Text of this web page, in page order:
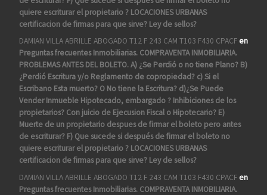
quiere escriturar el propietario ? LOCACIONES URBANAS
certificacion de firmas para que sirve? Ley de sellos?
DAMIAN VILLA ABRILLE ABOGADO T12 F 243 CAM T103 F430 CPACFen
Preguntas frecuentes Inmobiliarias. COMPRAVENTA INMOBILIARIA.
PROBLEMAS ANTES DEL BOLETO. A) ¿Se Perdió o no tiene Plano? B)
¿Perdió Escritura y/o Reglamento de copropiedad? c) Si el
Escribano Esta muerto? O No tiene la Escritura? d)¿Se Puede
Vender Inmueble Hipotecado, embargado ? Inhibiciones de los
propietarios? Con juicio de Ejecusion Fiscal o Hipotecario? E)
Muerte de un propietario despues de firmar el boleto pero antes
de escriturar? F) Que sucede si después de firmar el boleto no
quiere escriturar el propietario ? LOCACIONES URBANAS
certificacion de firmas para que sirve? Ley de sellos?
DAMIAN VILLA ABRILLE ABOGADO T12 F 243 CAM T103 F430 CPACFen
Preguntas frecuentes Inmobiliarias. COMPRAVENTA INMOBILIARIA.